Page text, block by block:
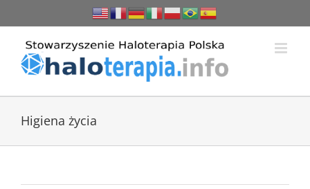
Higiena życia